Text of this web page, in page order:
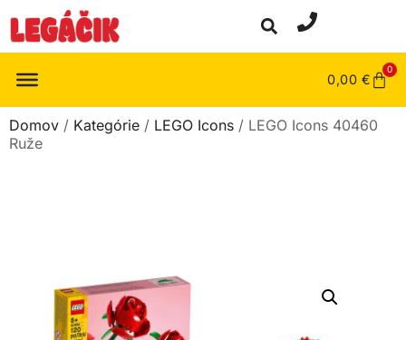
0,00 €
0
Domov / Kategórie / LEGO Icons / LEGO Icons 40460
Ruže